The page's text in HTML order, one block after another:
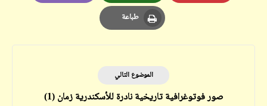
Pinterest
Whatsapp
Email
طباعة
Print
الموضوع التالي
صور فوتوغرافية تاريخية نادرة للأسكندرية زمان (1)